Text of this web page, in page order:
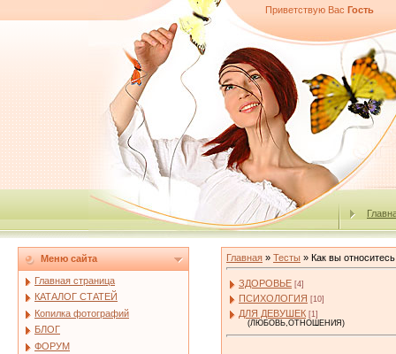
Приветствую Вас Гость
Меню сайта
Главная страница
КАТАЛОГ СТАТЕЙ
Копилка фотографий
БЛОГ
ФОРУМ
Главная » Тесты » Как вы
ЗДОРОВЬЕ [4]
ПСИХОЛОГИЯ [10]
ДЛЯ ДЕВУШЕК [1]
(ЛЮБОВЬ,ОТНОШЕНИЯ)